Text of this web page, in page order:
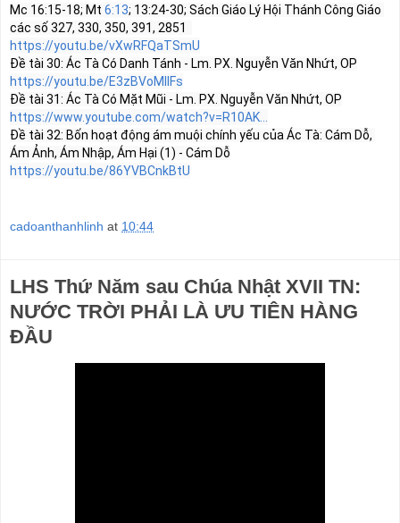
Mc 16:15-18; Mt 6:13; 13:24-30; Sách Giáo Lý Hội Thánh Công Giáo
https://youtu.be/vXwRFQaTSmU
https://youtu.be/E3zBVoMlIFs
https://www.youtube.com/watch?v=R10AK...
Đề tài 32: Bốn hoạt động ám muội chính yếu của Ác Tà: Cám Dỗ,
https://youtu.be/86YVBCnkBtU
cadoanthanhlinh at 10:44
LHS Thứ Năm sau Chúa Nhật XVII TN:
NƯỚC TRỜI PHẢI LÀ ƯU TIÊN HÀNG
ĐẦU